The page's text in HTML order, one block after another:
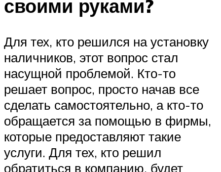
своими руками?
Для тех, кто решился на установку
наличников, этот вопрос стал
насущной проблемой. Кто-то
решает вопрос, просто начав все
сделать самостоятельно, а кто-то
обращается за помощью в фирмы,
которые предоставляют такие
услуги. Для тех, кто решил
обратиться в компанию, будет